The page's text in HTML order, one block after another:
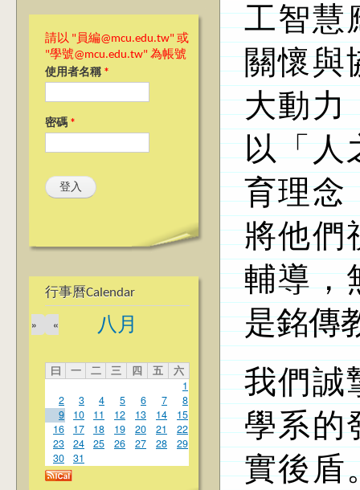
請以 "員編@mcu.edu.tw" 或
"學號@mcu.edu.tw" 為帳號
使用者名稱 *
密碼 *
行事曆Calendar
八月
«
»
曰 一 二 三 四 五
六
1
2
3 4 5 6 7
8
9
10 11 12 13 14
15
16
17 18 19 20 21
22
23
24 25 26 27 28
29
30
31
工智慧
關懷與
大動力
以「人
育理念
將他們
輔導，
是銘傳
我們誠
學系的
實後盾